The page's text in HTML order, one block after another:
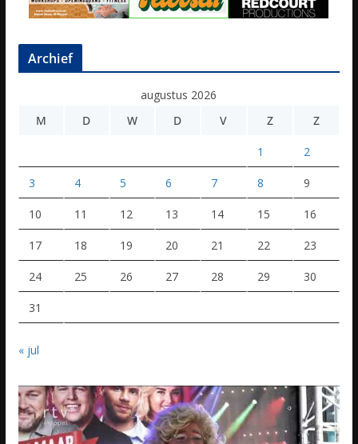
Archief
augustus 2026
M
D W D V Z Z
1 2
3 4 5 6 7 8 9
10 11 12 13 14 15 16
17 18 19 20 21 22 23
24 25 26 27 28 29 30
31
« jul